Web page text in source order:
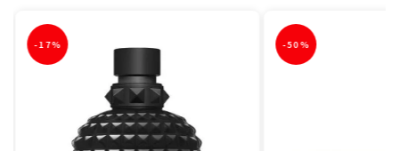
-17% -50%